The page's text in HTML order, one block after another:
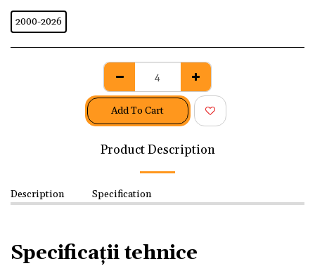
2000-2026
Add To Cart
Product Description
Description Specification
Specificații tehnice